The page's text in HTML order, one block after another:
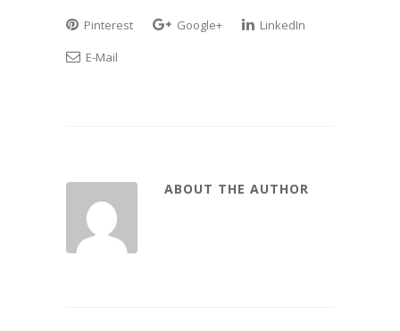
Pinterest
Google+
LinkedIn
E-Mail
ABOUT THE AUTHOR